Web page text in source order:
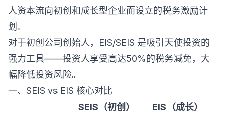
人资本流向初创和成长型企业而设立的税务激励计
划。
对于初创公司创始人，EIS/SEIS 是吸引天使投资的
强力工具——投资人享受高达50%的税务减免，大
幅降低投资风险。
一、SEIS vs EIS 核心对比
SEIS（初创）
EIS（成长）